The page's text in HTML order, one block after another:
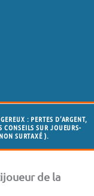
: PERTES D’ARGENT,
SUR JOUEURS-
SURTAXÉ ).
de la